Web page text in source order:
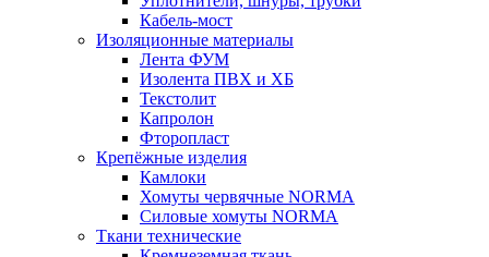
Кабель-мост
Изоляционные материалы
Лента ФУМ
Изолента ПВХ и ХБ
Текстолит
Капролон
Фторопласт
Крепёжные изделия
Камлоки
Хомуты червячные NORMA
Силовые хомуты NORMA
Ткани технические